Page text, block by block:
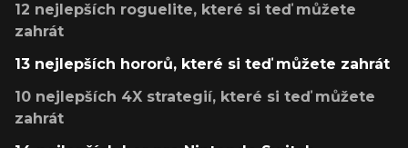
12 nejlepších roguelite, které si teď můžete
zahrát
13 nejlepších hororů, které si teď můžete zahrát
10 nejlepších 4X strategií, které si teď můžete
zahrát